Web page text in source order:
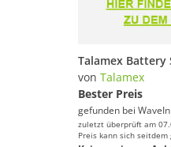
von Talamex
Bester Preis
gefunden bei
zuletzt überprüft am
Preis kann sich seitdem